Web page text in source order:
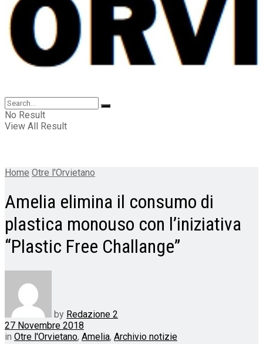
No Result
View All Result
Home Otre l'Orvietano
Amelia elimina il consumo di
plastica monouso con l’iniziativa
“Plastic Free Challange”
by Redazione 2
27 Novembre 2018
in Otre l'Orvietano, Amelia, Archivio notizie